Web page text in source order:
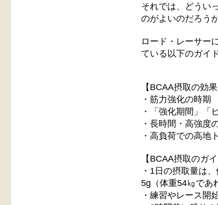
それでは、どうい
のがよいのだろう
ロード・レーサー
ている以下のガイ
【BCAA摂取の効
・筋力強化の時期
・「強化期間」「
・長時間・高強度
・高負荷での高地
【BCAA摂取のガ
・1日の摂取量は
5g（体重54㎏であ
・練習やレース開